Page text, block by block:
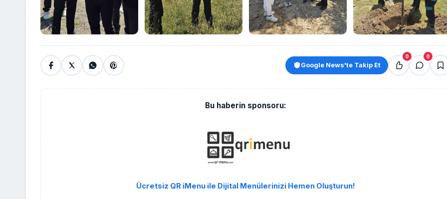
Google News'te Takip Et
0 0
Bu haberin sponsoru:
Ücretsiz QR iMenu ile Dijital Menülerinizi Hemen Oluşturun!